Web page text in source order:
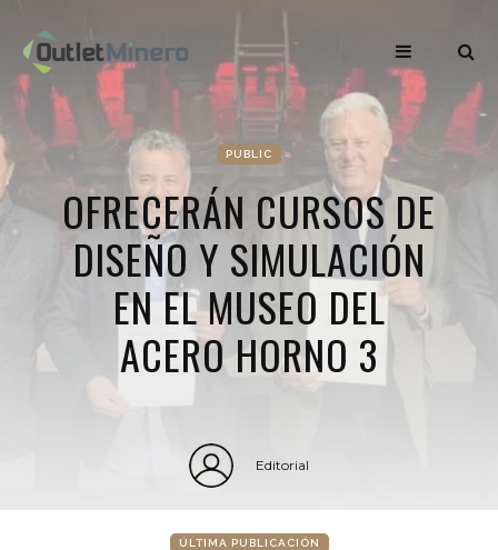
PUBLIC
OFRECERÁN CURSOS DE
DISEÑO Y SIMULACIÓN
EN EL MUSEO DEL
ACERO HORNO 3
Editorial
ÚLTIMA PUBLICACIÓN